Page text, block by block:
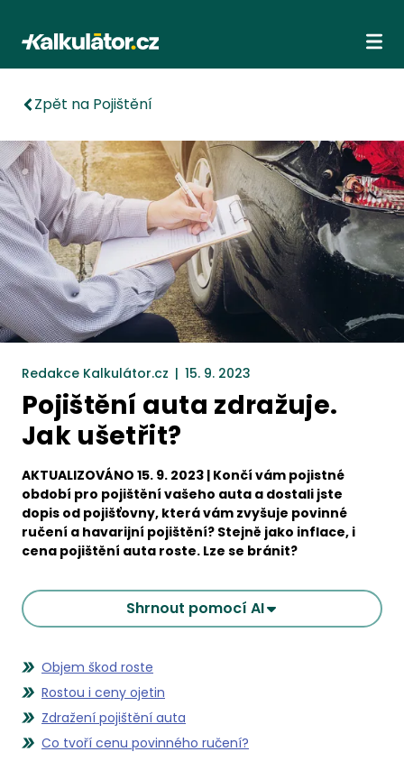
Kalkulátor.cz
Zpět na Pojištění
Redakce Kalkulátor.cz | 15. 9. 2023
Pojištění auta zdražuje.
Jak ušetřit?
AKTUALIZOVÁNO 15. 9. 2023 | Končí vám pojistné
období pro pojištění vašeho auta a dostali jste
dopis od pojišťovny, která vám zvyšuje povinné
ručení a havarijní pojištění? Stejně jako inflace, i
cena pojištění auta roste. Lze se bránit?
Shrnout pomocí AI
Objem škod roste
Rostou i ceny ojetin
Zdražení pojištění auta
Co tvoří cenu povinného ručení?